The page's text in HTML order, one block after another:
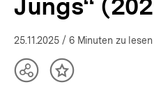
Jungs“
25.11.2025 / 6 Minuten zu lesen
TeilenInhalt